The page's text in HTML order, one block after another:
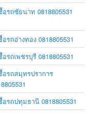
อรถชัยนาท 0818805531
รถอ่างทอง 0818805531
รถเพชรบุรี 0818805531
อรถสมุทรปราการ
อรถปทุมธานี 0818805531